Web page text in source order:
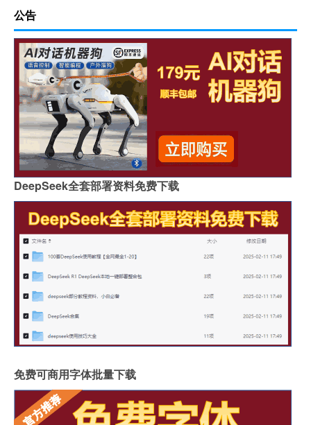
公告
DeepSeek全套部署资料免费下载
免费可商用字体批量下载